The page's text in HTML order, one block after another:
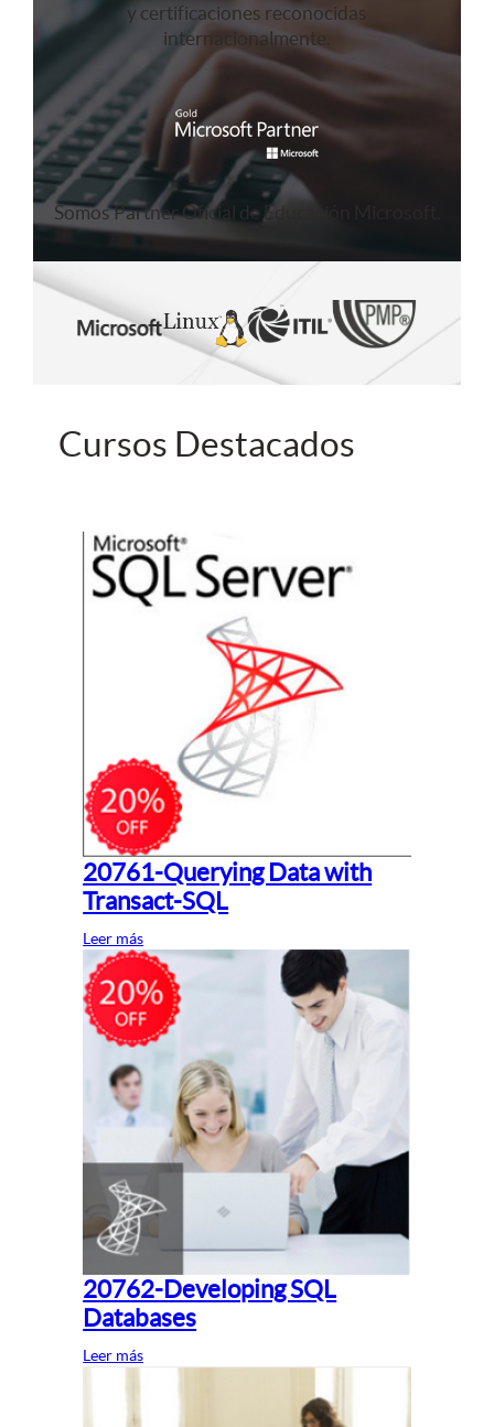
y certificaciones reconocidas
internacionalmente.
Somos Partner Oficial de Educación Microsoft.
Cursos Destacados
20761-Querying Data with
Transact-SQL
Leer más
20762-Developing SQL
Databases
Leer más